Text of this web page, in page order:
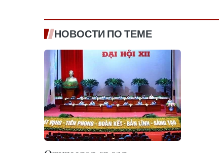
НОВОСТИ ПО ТЕМЕ